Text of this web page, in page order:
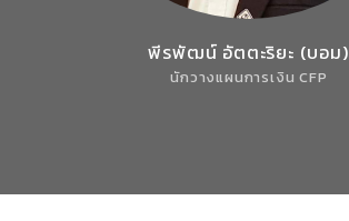
พีรพัฒน์ อัตตะริยะ (บอม)
นักวางแผนการเงิน CFP